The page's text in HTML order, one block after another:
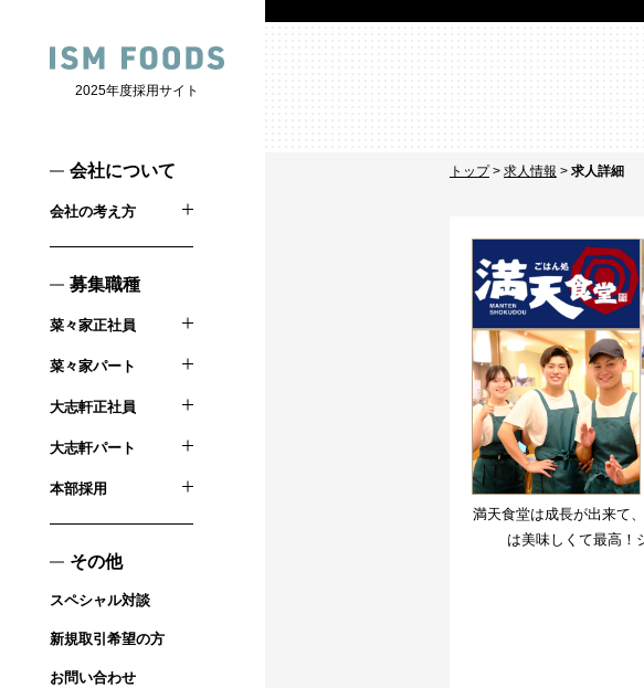
2025年度採用サイト
会社について
会社の考え方
募集職種
菜々家正社員
菜々家パート
大志軒正社員
大志軒パート
本部採用
その他
スペシャル対談
新規取引希望の方
お問い合わせ
トップ> 求人情報 > 求人詳細
満天食堂は成長が出来て
は美味しくて最高！